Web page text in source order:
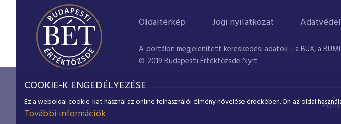
Oldaltérkép Jogi nyilatkozat
A portálon megjelenített kereskedési adatok - a BUX, a
© 2019 Budapesti Értéktőzsde Nyrt.
COOKIE-K ENGEDÉLYEZÉSE
Ez a weboldal cookie-kat használ az online felhasználói élmény növelése érdekében. Ön az oldal
További információk